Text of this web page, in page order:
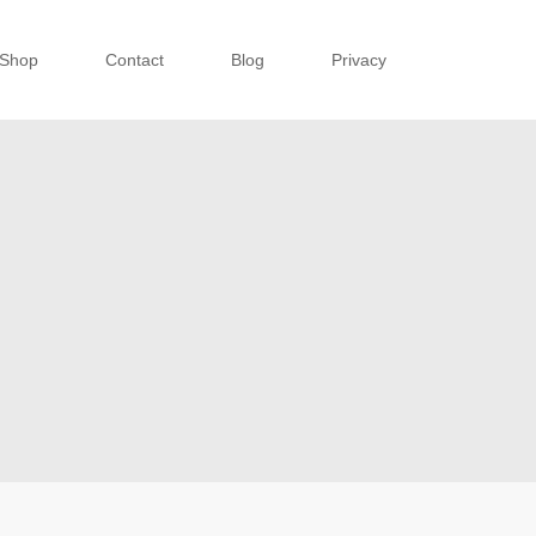
Shop Contact Blog Privacy